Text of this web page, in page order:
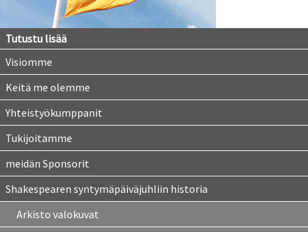
Tutustu lisää
Visiomme
Keitä me olemme
Yhteistyökumppanit
Tukijoitamme
meidän Sponsorit
Shakespearen syntymäpäiväjuhliin historia
Arkisto valokuvat